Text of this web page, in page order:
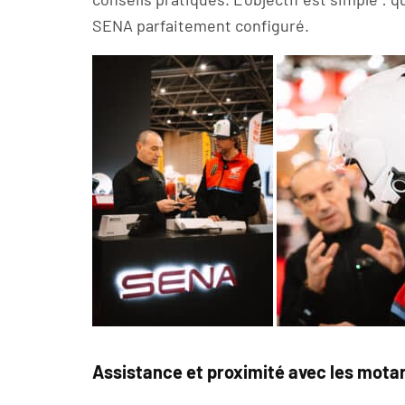
SENA parfaitement configuré.
Assistance et proximité avec les